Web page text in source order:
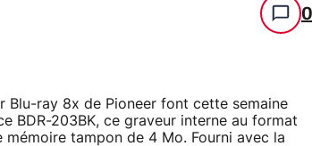
0
Blu-ray 8x de Pioneer font cette semaine
BDR-203BK, ce graveur interne au format
tampon de 4 Mo. Fourni avec la